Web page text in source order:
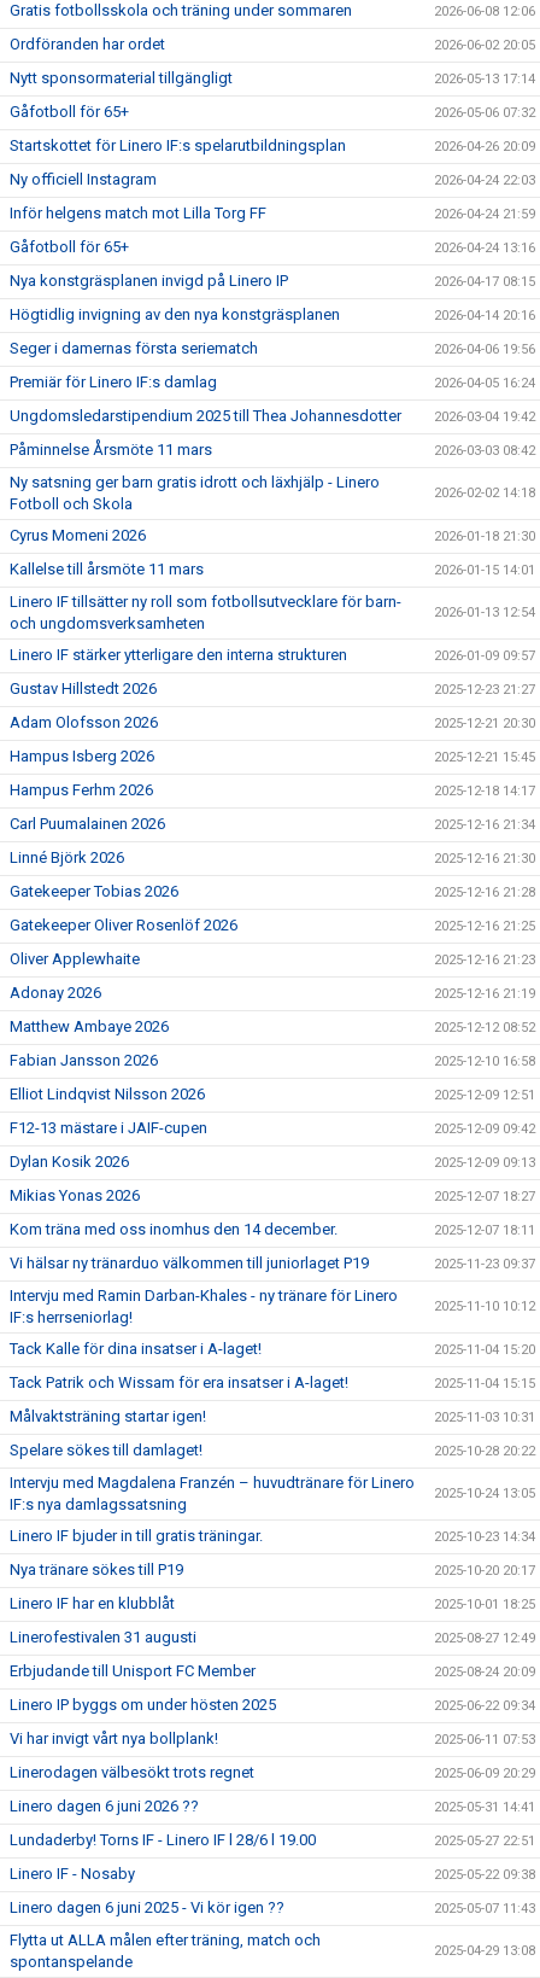
Gratis fotbollsskola och träning under sommaren 2026-06-08 12:06
Ordföranden har ordet 2026-06-02 20:05
Nytt sponsormaterial tillgängligt 2026-05-13 17:14
Gåfotboll för 65+ 2026-05-06 07:32
Startskottet för Linero IF:s spelarutbildningsplan 2026-04-26 20:09
Ny officiell Instagram 2026-04-24 22:03
Inför helgens match mot Lilla Torg FF 2026-04-24 21:59
Gåfotboll för 65+ 2026-04-24 13:16
Nya konstgräsplanen invigd på Linero IP 2026-04-17 08:15
Högtidlig invigning av den nya konstgräsplanen 2026-04-14 20:16
Seger i damernas första seriematch 2026-04-06 19:56
Premiär för Linero IF:s damlag 2026-04-05 16:24
Ungdomsledarstipendium 2025 till Thea Johannesdotter 2026-03-04 19:42
Påminnelse Årsmöte 11 mars 2026-03-03 08:42
Ny satsning ger barn gratis idrott och läxhjälp - Linero
Fotboll och Skola
2026-02-02 14:18
Cyrus Momeni 2026 2026-01-18 21:30
Kallelse till årsmöte 11 mars 2026-01-15 14:01
Linero IF tillsätter ny roll som fotbollsutvecklare för barn-
och ungdomsverksamheten
2026-01-13 12:54
Linero IF stärker ytterligare den interna strukturen 2026-01-09 09:57
Gustav Hillstedt 2026 2025-12-23 21:27
Adam Olofsson 2026 2025-12-21 20:30
Hampus Isberg 2026 2025-12-21 15:45
Hampus Ferhm 2026 2025-12-18 14:17
Carl Puumalainen 2026 2025-12-16 21:34
Linné Björk 2026 2025-12-16 21:30
Gatekeeper Tobias 2026 2025-12-16 21:28
Gatekeeper Oliver Rosenlöf 2026 2025-12-16 21:25
Oliver Applewhaite 2025-12-16 21:23
Adonay 2026 2025-12-16 21:19
Matthew Ambaye 2026 2025-12-12 08:52
Fabian Jansson 2026 2025-12-10 16:58
Elliot Lindqvist Nilsson 2026 2025-12-09 12:51
F12-13 mästare i JAIF-cupen 2025-12-09 09:42
Dylan Kosik 2026 2025-12-09 09:13
Mikias Yonas 2026 2025-12-07 18:27
Kom träna med oss inomhus den 14 december. 2025-12-07 18:11
Vi hälsar ny tränarduo välkommen till juniorlaget P19 2025-11-23 09:37
Intervju med Ramin Darban-Khales - ny tränare för Linero
IF:s herrseniorlag!
2025-11-10 10:12
Tack Kalle för dina insatser i A-laget! 2025-11-04 15:20
Tack Patrik och Wissam för era insatser i A-laget! 2025-11-04 15:15
Målvaktsträning startar igen! 2025-11-03 10:31
Spelare sökes till damlaget! 2025-10-28 20:22
Intervju med Magdalena Franzén – huvudtränare för Linero
IF:s nya damlagssatsning
2025-10-24 13:05
Linero IF bjuder in till gratis träningar. 2025-10-23 14:34
Nya tränare sökes till P19 2025-10-20 20:17
Linero IF har en klubblåt 2025-10-01 18:25
Linerofestivalen 31 augusti 2025-08-27 12:49
Erbjudande till Unisport FC Member 2025-08-24 20:09
Linero IP byggs om under hösten 2025 2025-06-22 09:34
Vi har invigt vårt nya bollplank! 2025-06-11 07:53
Linerodagen välbesökt trots regnet 2025-06-09 20:29
Linero dagen 6 juni 2026 ?? 2025-05-31 14:41
Lundaderby! Torns IF - Linero IF l 28/6 l 19.00 2025-05-27 22:51
Linero IF - Nosaby 2025-05-22 09:38
Linero dagen 6 juni 2025 - Vi kör igen ?? 2025-05-07 11:43
Flytta ut ALLA målen efter träning, match och
spontanspelande
2025-04-29 13:08